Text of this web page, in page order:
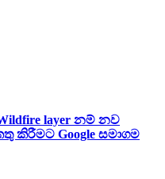
layer නම් නව
කිරීමට Google සමාගම